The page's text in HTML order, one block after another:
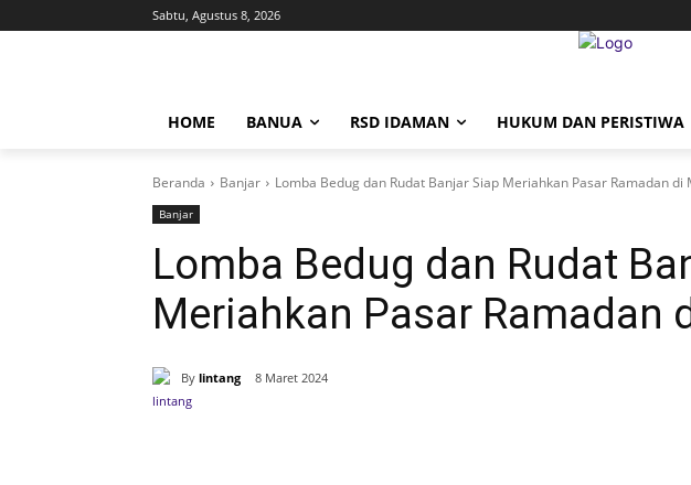
Sabtu, Agustus 8, 2026
HOME BANUA RSD IDAMAN HUKUM DAN PERISTIWA
Beranda Banjar Lomba Bedug dan Rudat Banjar Siap Meriahkan Pasar Ramadan di
Banjar
Lomba Bedug dan Rudat
Meriahkan Pasar Ramadan
By lintang 8 Maret 2024